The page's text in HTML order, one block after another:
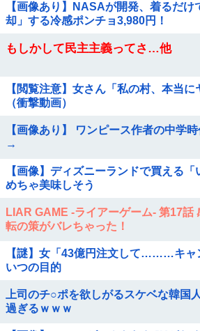
【画像あり】NASAが開発、着るだ
却」する冷感ポンチョ3,980円！
もしかして民主主義ってさ…他
【閲覧注意】女さん「私の村、本当
（衝撃動画）
【画像あり】 ワンピース作者の中学
→
【画像】ディズニーランドで買える
めちゃ美味しそう
LIAR GAME -ライアーゲーム- 第17話
転の策がバレちゃった！
【謎】女「43億円注文して………キャ
いつの目的
上司のチ○ポを欲しがるスケベな韓国
過ぎるｗｗｗ